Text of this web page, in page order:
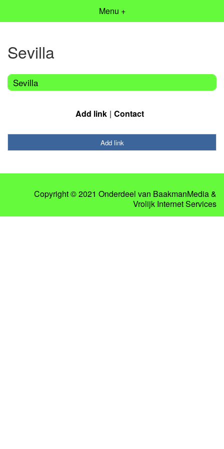
Menu +
Sevilla
Sevilla
Add link Contact
Add link
Copyright © 2021 Onderdeel van BaakmanMedia&
Vrolijk Internet Services